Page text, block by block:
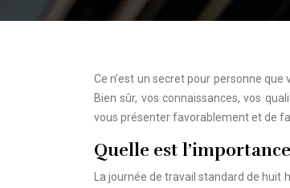
Ce n’est un secret pour personne
Bien sûr, vos connaissances, vos
vous présenter favorablement et de
Quelle est
La journée de travail standard de